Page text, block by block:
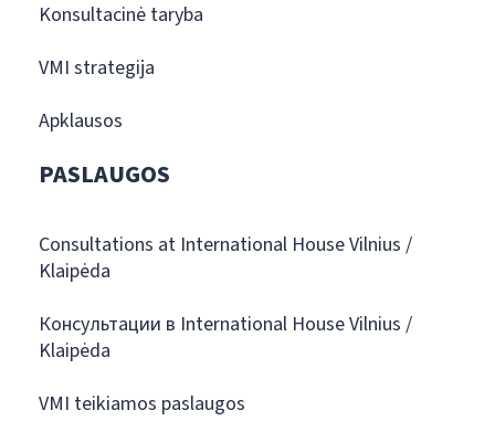
Konsultacinė taryba
VMI strategija
Apklausos
PASLAUGOS
Consultations at International House Vilnius /
Klaipėda
Консультации в International House Vilnius /
Klaipėda
VMI teikiamos paslaugos